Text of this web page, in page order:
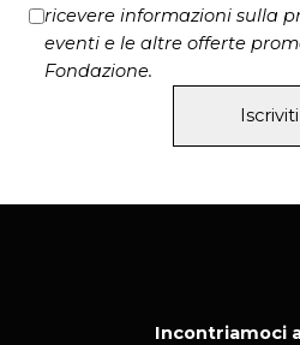
ricevere informazioni sulla
eventi e le altre offerte
Fondazione.
Iscriviti
Incontriamoci